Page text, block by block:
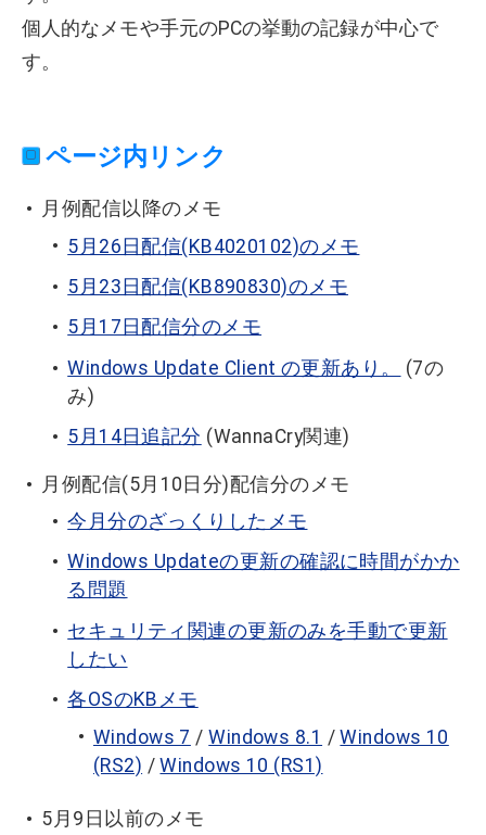
個人的なメモや手元のPCの挙動の記録が中心で
す。
ページ内リンク
月例配信以降のメモ
5月26日配信(KB4020102)のメモ
5月23日配信(KB890830)のメモ
5月17日配信分のメモ
Windows Update Client の更新あり。
(7の
み)
5月14日追記分 (WannaCry関連)
月例配信(5月10日分)配信分のメモ
今月分のざっくりしたメモ
Windows Updateの更新の確認に時間がかか
る問題
セキュリティ関連の更新のみを手動で更新
したい
各OSのKBメモ
Windows 7 /Windows 8.1 /Windows 10
(RS2) /Windows 10 (RS1)
5月9日以前のメモ